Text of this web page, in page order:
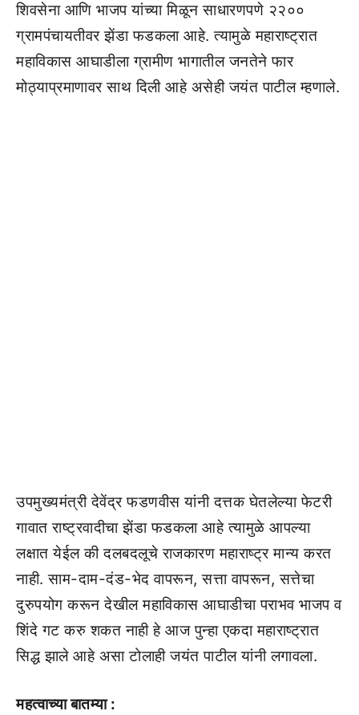
शिवसेना आणि भाजप यांच्या मिळून साधारणपणे २२००
ग्रामपंचायतीवर झेंडा फडकला आहे. त्यामुळे महाराष्ट्रात
महाविकास आघाडीला ग्रामीण भागातील जनतेने फार
मोठ्याप्रमाणावर साथ दिली आहे असेही जयंत पाटील म्हणाले.
उपमुख्यमंत्री देवेंद्र फडणवीस यांनी दत्तक घेतलेल्या फेटरी
गावात राष्ट्रवादीचा झेंडा फडकला आहे त्यामुळे आपल्या
लक्षात येईल की दलबदलूचे राजकारण महाराष्ट्र मान्य करत
नाही. साम-दाम-दंड-भेद वापरून, सत्ता वापरून, सत्तेचा
दुरुपयोग करून देखील महाविकास आघाडीचा पराभव भाजप व
शिंदे गट करु शकत नाही हे आज पुन्हा एकदा महाराष्ट्रात
सिद्ध झाले आहे असा टोलाही जयंत पाटील यांनी लगावला.
महत्वाच्या बातम्या :